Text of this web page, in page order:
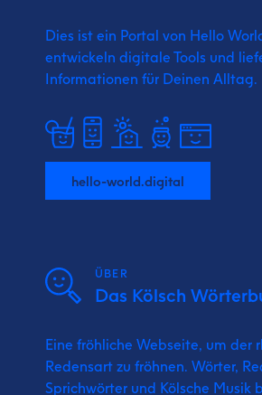
Dies ist ein Portal von Hello
entwickeln digitale Tools und
Informationen für Deinen Alltag.
hello-world.digital
ÜBER
Das Kölsch
Eine fröhliche Webseite, um der
Redensart zu fröhnen. Wörter,
Sprichwörter und Kölsche Musik